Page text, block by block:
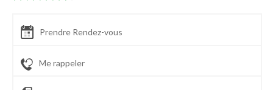
Prendre Rendez-vous
Me rappeler
Google